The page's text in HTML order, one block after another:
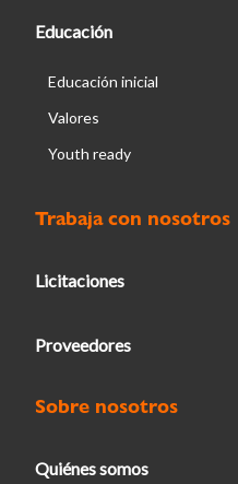
Educación
Educación inicial
Valores
Youth ready
Trabaja con nosotros
Licitaciones
Proveedores
Sobre nosotros
Quiénes somos